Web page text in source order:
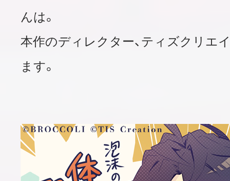
んは。
本作のディレクター、ティズクリエ
ます。